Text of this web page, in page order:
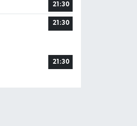
21:30
21:30
21:30